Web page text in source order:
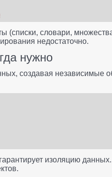
словари,
недостаточно.
нужно
создавая независимые
изоляцию данных.